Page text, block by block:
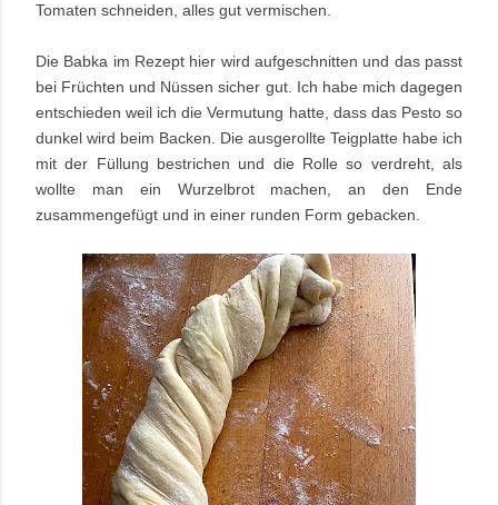
Tomaten schneiden, alles gut vermischen.
Die Babka im Rezept hier wird aufgeschnitten und das passt
bei Früchten und Nüssen sicher gut. Ich habe mich dagegen
entschieden weil ich die Vermutung hatte, dass das Pesto so
dunkel wird beim Backen. Die ausgerollte Teigplatte habe ich
mit der Füllung bestrichen und die Rolle so verdreht, als
wollte man ein Wurzelbrot machen, an den Ende
zusammengefügt und in einer runden Form gebacken.